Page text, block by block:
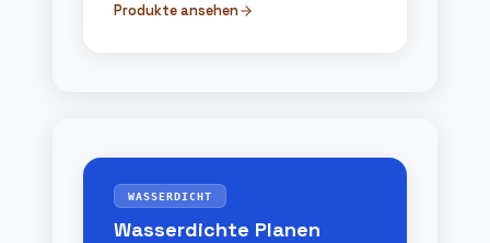
Produkte ansehen
WASSERDICHT
Wasserdichte Planen